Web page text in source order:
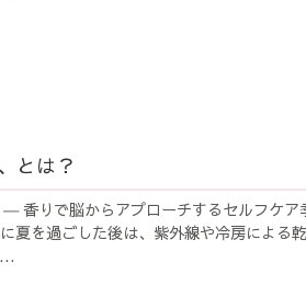
とは？
香りで脳からアプローチするセルフケ
夏を過ごした後は、紫外線や冷房による